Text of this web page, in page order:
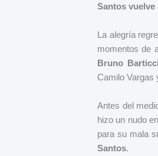
Santos
La alegría
momentos de
Bruno
Camilo Vargas
Antes del
hizo un nudo
para su mala
Santos.